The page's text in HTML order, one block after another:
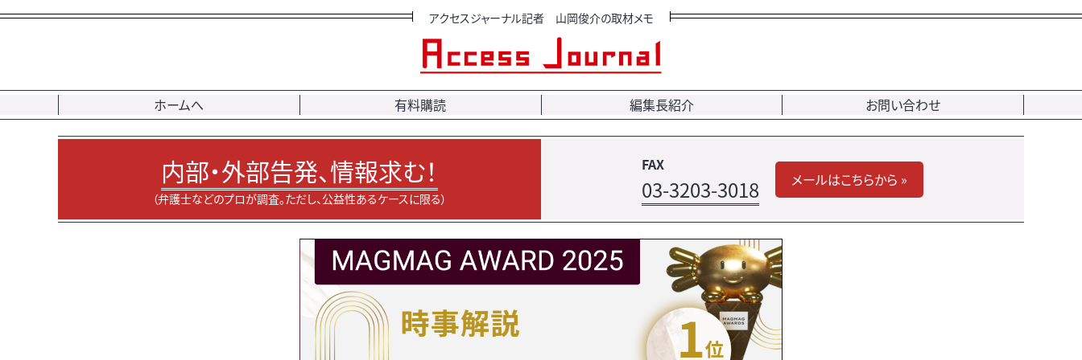
アクセスジャーナル記者 山岡俊介の取材メモ
ホームへ 有料購読 編集長紹介 お問い合わせ
内部・外部告発、情報求む！
（弁護士などのプロが調査。ただし、公益性あるケースに限る）
FAX
03-3203-3018 メールはこちらから »